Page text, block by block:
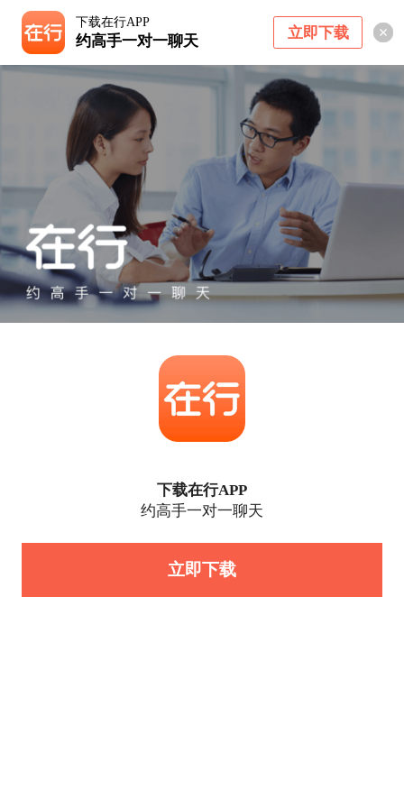
下载在行APP
约高手一对一聊天 立即下载
下载在行APP
约高手一对一聊天
立即下载